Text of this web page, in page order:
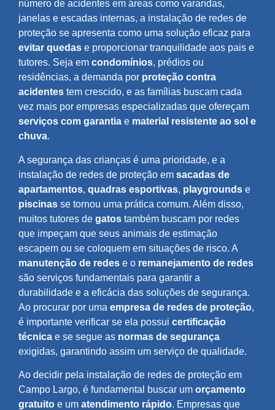
número de acidentes em áreas como varandas,
janelas e escadas internas, a instalação de redes de
proteção se apresenta como uma solução eficaz para
evitar quedas e proporcionar tranquilidade aos pais e
tutores. Seja em condomínios, prédios ou
residências, a demanda por proteção contra
acidentes tem crescido, e as famílias buscam cada
vez mais por empresas especializadas que ofereçam
serviços com garantia e material resistente ao sol e
chuva.
A segurança das crianças é uma prioridade, e a
instalação de redes de proteção em sacadas de
apartamentos, quadras esportivas, playgrounds e
piscinas se tornou uma prática comum. Além disso,
muitos tutores de gatos também buscam por redes
que impeçam que seus animais de estimação
escapem ou se coloquem em situações de risco. A
manutenção de redes e o remanejamento de redes
são serviços fundamentais para garantir a
durabilidade e a eficácia das soluções de segurança.
Ao procurar por uma empresa de redes de proteção,
é importante verificar se ela possui certificação
técnica e se segue as normas de segurança
exigidas, garantindo assim um serviço de qualidade.
Ao decidir pela instalação de redes de proteção em
Campo Largo, é fundamental buscar um orçamento
gratuito e um atendimento rápido. Empresas que